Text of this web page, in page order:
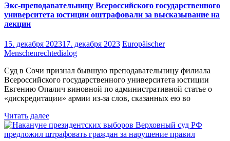
Экс-преподавательницу Всероссийского государственного
университета юстиции оштрафовали за высказывание на
лекции
15. декабря 202317. декабря 2023 Europäischer
Menschenrechtedialog
Суд в Сочи признал бывшую преподавательницу филиала
Всероссийского государственного университета юстиции
Евгению Опалич виновной по административной статье о
«дискредитации» армии из-за слов, сказанных ею во
Читать далее